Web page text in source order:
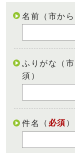
名前（市か
ふりがな（
須）
件名 （ 必須 ）